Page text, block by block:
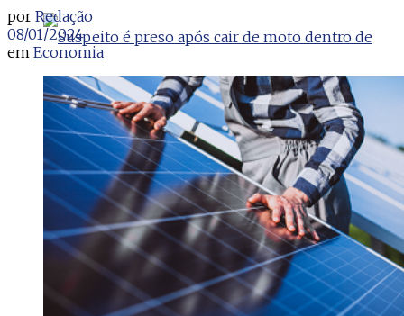
Suspeito é preso após cair de moto dentro
de um canal em Cobilândia
por Redação
08/01/2024
em Economia